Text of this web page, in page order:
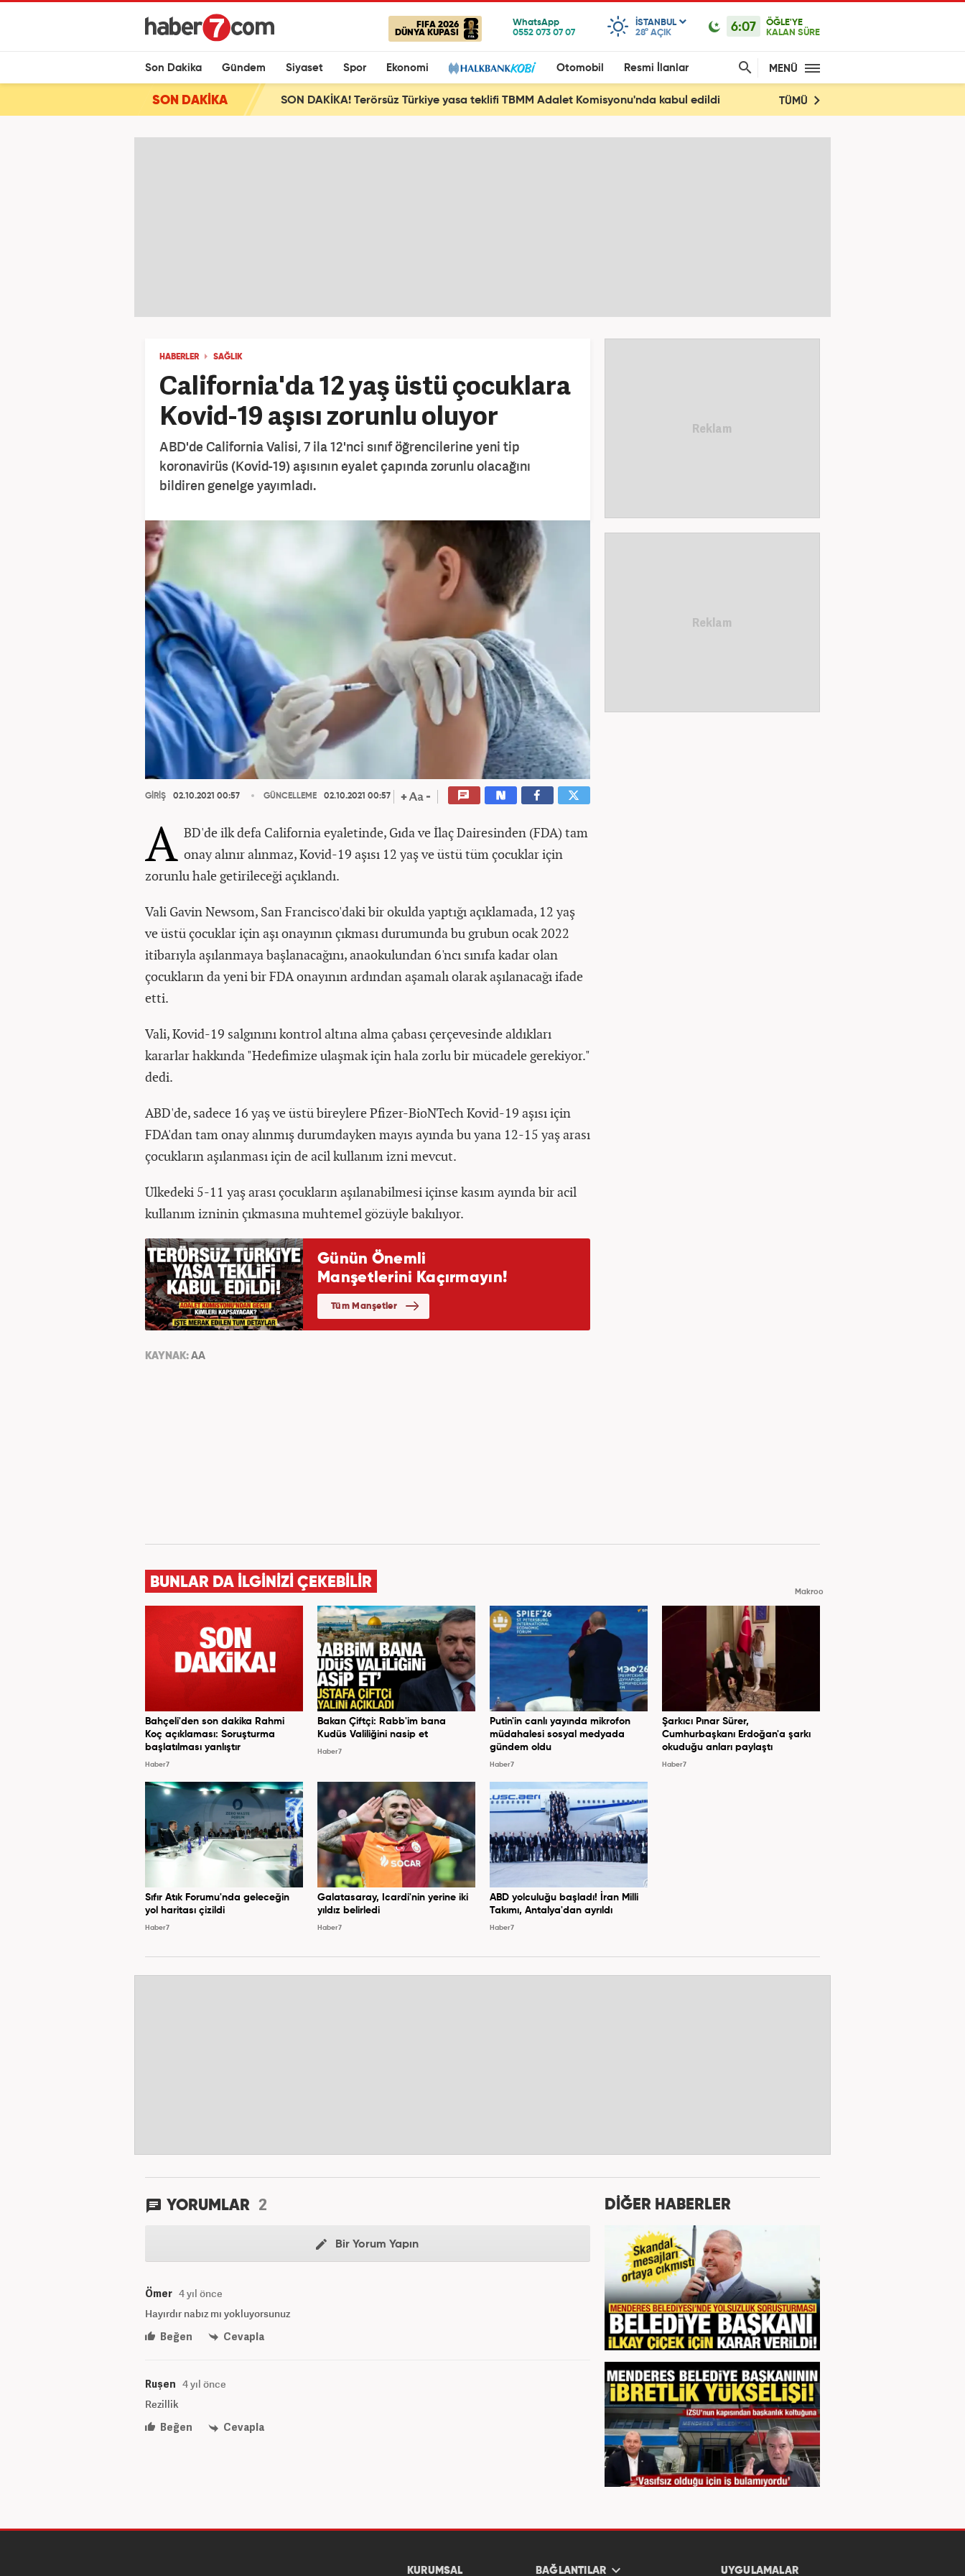
FIFA 2026
DÜNYA KUPASI
ISTANBUL
28° AÇIK 6:07
ÖĞLE'YE
KALAN SÜRE
Son Dakika Gündem Siyaset Spor Ekonomi Otomobil Resmi İlanlar MENÜ
SON DAKİKA SON DAKİKA! Terörsüz Türkiye yasa teklifi TBMM Adalet Komisyonu'nda kabul edildi TÜMÜ
HABERLER SAĞLIK
California'da 12 yaş üstü çocuklara
Kovid-19 aşısı zorunlu oluyor
ABD'de California Valisi, 7 ila 12'nci sınıf öğrencilerine yeni tip
koronavirüs (Kovid-19) aşısının eyalet çapında zorunlu olacağını
bildiren genelge yayımladı.
GİRİŞ 02.10.2021 00:57 GÜNCELLEME 02.10.2021 00:57
A BD'de ilk defa California eyaletinde, Gıda ve İlaç Dairesinden (FDA) tam
onay alınır alınmaz, Kovid-19 aşısı 12 yaş ve üstü tüm çocuklar için
zorunlu hale getirileceği açıklandı.
Vali Gavin Newsom, San Francisco'daki bir okulda yaptığı açıklamada, 12 yaş
ve üstü çocuklar için aşı onayının çıkması durumunda bu grubun ocak 2022
itibarıyla aşılanmaya başlanacağını, anaokulundan 6'ncı sınıfa kadar olan
çocukların da yeni bir FDA onayının ardından aşamalı olarak aşılanacağı ifade
etti.
Vali, Kovid-19 salgınını kontrol altına alma çabası çerçevesinde aldıkları
kararlar hakkında "Hedefimize ulaşmak için hala zorlu bir mücadele gerekiyor."
dedi.
ABD'de, sadece 16 yaş ve üstü bireylere Pfizer-BioNTech Kovid-19 aşısı için
FDA'dan tam onay alınmış durumdayken mayıs ayında bu yana 12-15 yaş arası
çocukların aşılanması için de acil kullanım izni mevcut.
Ülkedeki 5-11 yaş arası çocukların aşılanabilmesi içinse kasım ayında bir acil
kullanım izninin çıkmasına muhtemel gözüyle bakılıyor.
KAYNAK: AA
BUNLAR DA İLGİNİZİ ÇEKEBİLİR
Makroo
Bahçeli'den son dakika Rahmi
Koç açıklaması: Soruşturma
başlatılması yanlıştır
Haber7
Bakan Çiftçi: Rabb'im bana
Kudüs Valiliğini nasip et
Haber7
Putin'in canlı yayında mikrofon
müdahalesi sosyal medyada
gündem oldu
Haber7
Şarkıcı Pınar Sürer,
Cumhurbaşkanı Erdoğan'a şarkı
okuduğu anları paylaştı
Haber7
Sıfır Atık Forumu'nda geleceğin
yol haritası çizildi
Haber7
Galatasaray, Icardi'nin yerine iki
yıldız belirledi
Haber7
ABD yolculuğu başladı! İran Milli
Takımı, Antalya'dan ayrıldı
Haber7
YORUMLAR 2
Bir Yorum Yapın
Ömer 4 yıl önce
Hayırdır nabız mı yokluyorsunuz
Beğen
Cevapla
Ruşen 4 yıl önce
Rezillik
Beğen
Cevapla
DİĞER HABERLER
KURUMSAL BAĞLANTILAR UYGULAMALAR